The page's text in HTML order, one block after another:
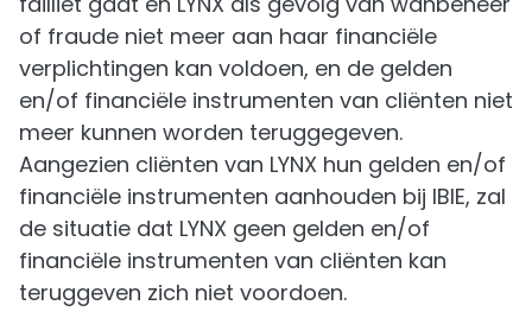
of fraude niet meer aan haar financiële
verplichtingen kan voldoen, en de gelden
en/of financiële instrumenten van cliënten niet
meer kunnen worden teruggegeven.
Aangezien cliënten van LYNX hun gelden en/of
financiële instrumenten aanhouden bij IBIE, zal
de situatie dat LYNX geen gelden en/of
financiële instrumenten van cliënten kan
teruggeven zich niet voordoen.